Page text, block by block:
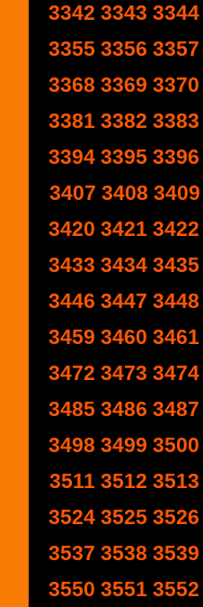
3342 3343 3344
3355 3356 3357
3368 3369 3370
3381 3382 3383
3394 3395 3396
3407 3408 3409
3420 3421 3422
3433 3434 3435
3446 3447 3448
3459 3460 3461
3472 3473 3474
3485 3486 3487
3498 3499 3500
3511 3512 3513
3524 3525 3526
3537 3538 3539
3550 3551 3552